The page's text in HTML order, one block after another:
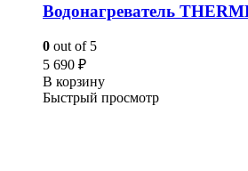
Водонагреватель
0 out of 5
5 690 ₽
В корзину
Быстрый просмотр